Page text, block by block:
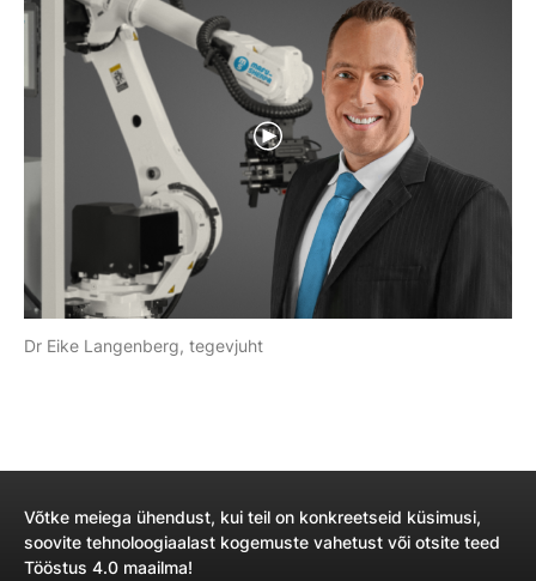
Dr Eike Langenberg, tegevjuht
Võtke meiega ühendust, kui teil on konkreetseid küsimusi,
soovite tehnoloogiaalast kogemuste vahetust või otsite teed
Tööstus 4.0 maailma!